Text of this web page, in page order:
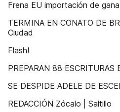
Frena EU importación de
TERMINA EN CONATO DE
Ciudad
Flash!
PREPARAN 88 ESCRITURAS
SE DESPIDE ADELE DE
REDACCIÓN Zócalo | Saltillo